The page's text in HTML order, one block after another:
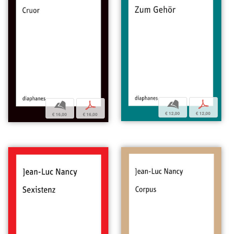
b
€ 16,00
p
€ 16,00
b
€ 12,00
p
€ 12,00